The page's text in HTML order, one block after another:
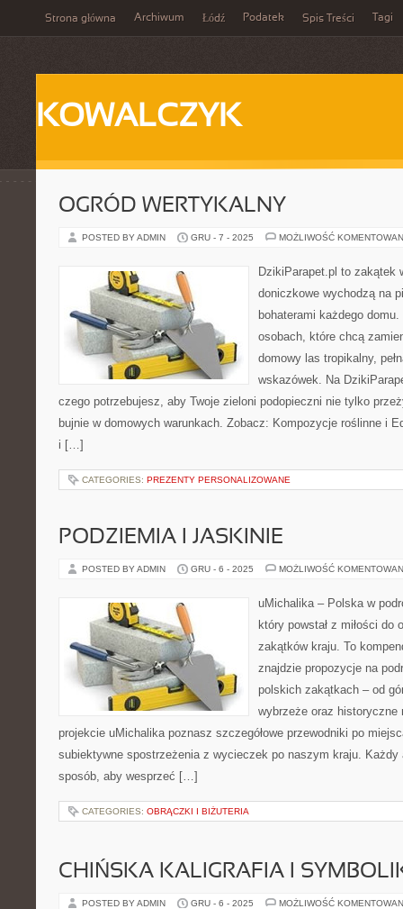
Strona główna Archiwum Łódź Podatek Spis Treści Tagi
KOWALCZYK
OGRÓD WERTYKALNY
POSTED BY ADMIN GRU - 7 - 2025 MOŻLIWOŚĆ
DzikiParapet.pl to zakątek
doniczkowe wychodzą na
bohaterami każdego
osobach, które chcą
domowy las tropikalny,
wskazówek. Na
czego potrzebujesz, aby Twoje zieloni podopieczni nie tylko
bujnie w domowych warunkach. Zobacz: Kompozycje roślinne i
i […]
CATEGORIES: PREZENTY PERSONALIZOWANE
PODZIEMIA I JASKINIE
POSTED BY ADMIN GRU - 6 - 2025 MOŻLIWOŚĆ
uMichalika – Polska w
który powstał z miłości
zakątków kraju. To
znajdzie propozycje na
polskich zakątkach – od
wybrzeże oraz historyczne
projekcie uMichalika poznasz szczegółowe przewodniki po
subiektywne spostrzeżenia z wycieczek po naszym kraju. Każdy
sposób, aby wesprzeć […]
CATEGORIES: OBRĄCZKI I BIŻUTERIA
CHIŃSKA KALIGRAFIA I
POSTED BY ADMIN GRU - 6 - 2025 MOŻLIWOŚĆ